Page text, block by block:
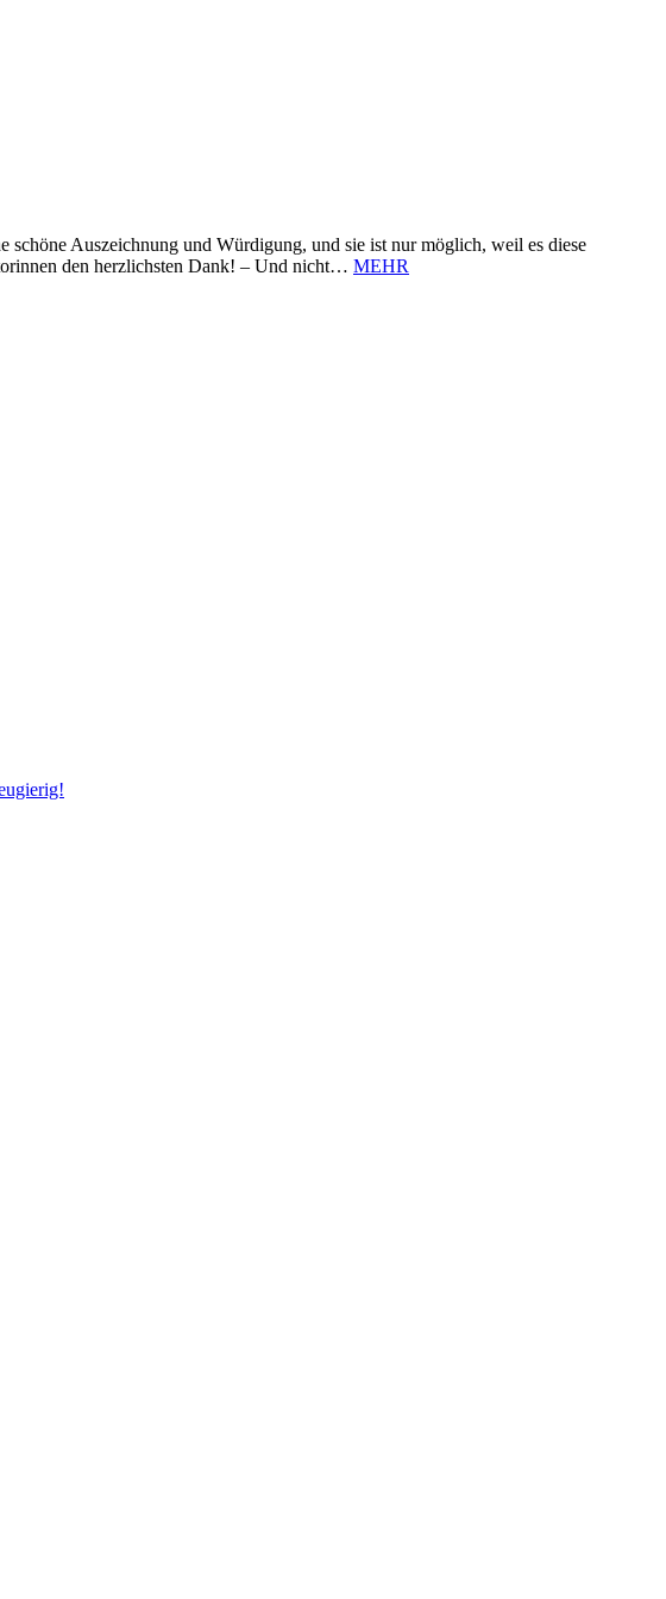
schöne Auszeichnung und Würdigung, und sie ist nur möglich, weil es diese
den herzlichsten Dank! – Und nicht… MEHR